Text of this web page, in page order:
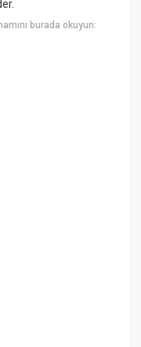
burada okuyun: